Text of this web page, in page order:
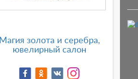
Магия золота и серебра,
ювелирный салон